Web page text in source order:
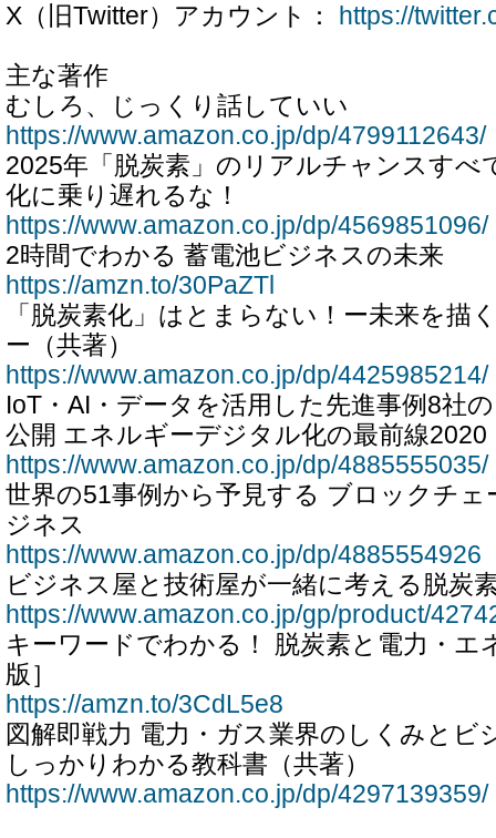
X（旧Twitter）アカウント： https://
主な著作
むしろ、じっくり話していい
https://www.amazon.co.jp/dp/4799112643/
2025年「脱炭素」のリアルチャンスすべ
化に乗り遅れるな！
https://www.amazon.co.jp/dp/4569851096/
2時間でわかる 蓄電池ビジネスの未来
https://amzn.to/30PaZTl
「脱炭素化」はとまらない！ー未来を描
ー（共著）
https://www.amazon.co.jp/dp/4425985214/
IoT・AI・データを活用した先進事例8社
公開 エネルギーデジタル化の最前線2020
https://www.amazon.co.jp/dp/4885555035/
世界の51事例から予見する ブロックチ
ジネス
https://www.amazon.co.jp/dp/4885554926
ビジネス屋と技術屋が一緒に考える脱炭
https://www.amazon.co.jp/gp/product/
キーワードでわかる！ 脱炭素と電力・エ
版］
https://amzn.to/3CdL5e8
図解即戦力 電力・ガス業界のしくみとビ
しっかりわかる教科書（共著）
https://www.amazon.co.jp/dp/4297139359/